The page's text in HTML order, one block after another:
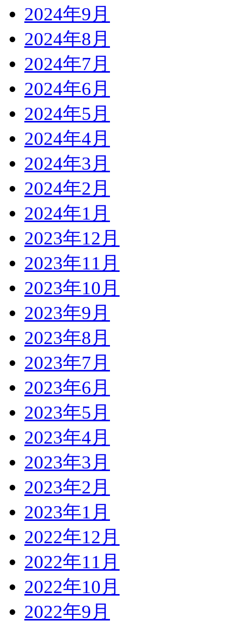
2024年9月
2024年8月
2024年7月
2024年6月
2024年5月
2024年4月
2024年3月
2024年2月
2024年1月
2023年12月
2023年11月
2023年10月
2023年9月
2023年8月
2023年7月
2023年6月
2023年5月
2023年4月
2023年3月
2023年2月
2023年1月
2022年12月
2022年11月
2022年10月
2022年9月